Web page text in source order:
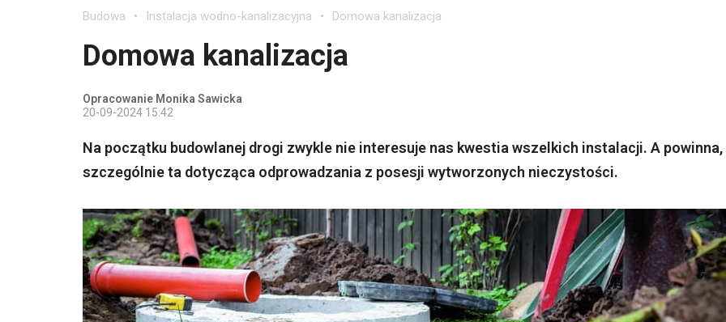
Budowa Instalacja wodno-kanalizacyjna Domowa kanalizacja
Domowa kanalizacja
Opracowanie Monika Sawicka
20-09-2024 15:42
Na początku budowlanej drogi zwykle nie interesuje nas kwestia wszelkich instalacji. A powinna,
szczególnie ta dotycząca odprowadzania z posesji wytworzonych nieczystości.